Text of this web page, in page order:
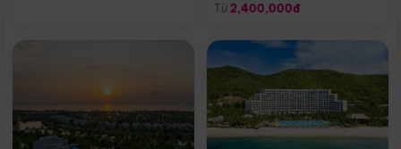
Từ 2,400,000đ